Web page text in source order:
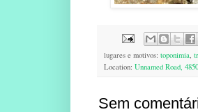
lugares e motivos: toponimia,
Location: Unnamed Road,
Sem